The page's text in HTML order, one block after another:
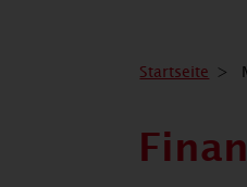
Startseite